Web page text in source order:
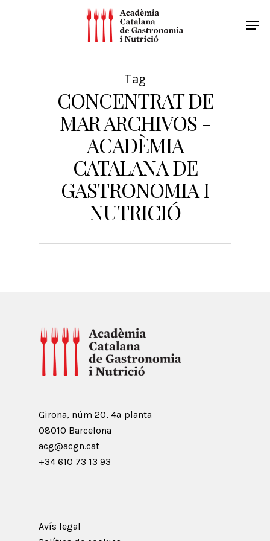
Tag
CONCENTRAT DE
MAR ARCHIVOS -
ACADÈMIA
CATALANA DE
GASTRONOMIA I
NUTRICIÓ
Girona, núm 20, 4ª planta
08010 Barcelona
acg@acgn.cat
+34 610 73 13 93
Avís legal